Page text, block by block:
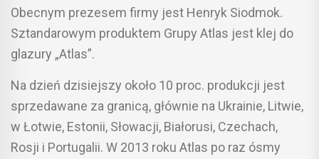
Obecnym prezesem firmy jest Henryk Siodmok.
Sztandarowym produktem Grupy Atlas jest klej do
glazury „Atlas”.
Na dzień dzisiejszy około 10 proc. produkcji jest
sprzedawane za granicą, głównie na Ukrainie, Litwie,
w Łotwie, Estonii, Słowacji, Białorusi, Czechach,
Rosji i Portugalii. W 2013 roku Atlas po raz ósmy